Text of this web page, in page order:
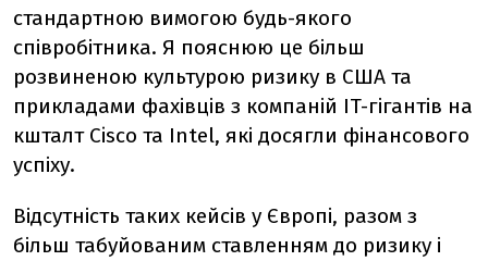
стандартною вимогою будь-якого
співробітника. Я пояснюю це більш
розвиненою культурою ризику в США та
прикладами фахівців з компаній IT-гігантів на
кшталт Cisco та Intel, які досягли фінансового
успіху.
Відсутність таких кейсів у Європі, разом з
більш табуйованим ставленням до ризику і